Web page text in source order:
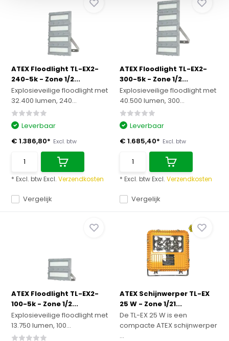
ATEX Floodlight TL-EX2-
240-5k - Zone 1/2...
Explosieveilige floodlight met
32.400 lumen, 240...
Vergelijk
Leverbaar
€ 1.386,80* Excl. btw
* Excl. btw Excl.Verzendkosten
ATEX Floodlight TL-EX2-
300-5k - Zone 1/2...
Explosieveilige floodlight met
40.500 lumen, 300...
Vergelijk
Leverbaar
€ 1.685,40* Excl. btw
* Excl. btw Excl. Verzendkosten
ATEX Floodlight TL-EX2-
100-5k - Zone 1/2...
Explosieveilige floodlight met
13.750 lumen, 100...
ATEX Schijnwerper TL-EX
25 W - Zone 1/21...
De TL-EX 25 W is een
compacte ATEX schijnwerper
...